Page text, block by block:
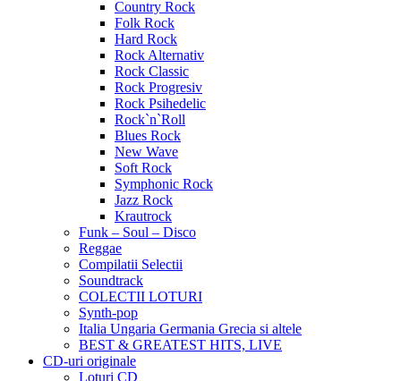
Country Rock
Folk Rock
Hard Rock
Rock Alternativ
Rock Classic
Rock Progresiv
Rock Psihedelic
Rock`n`Roll
Blues Rock
New Wave
Soft Rock
Symphonic Rock
Jazz Rock
Krautrock
Funk – Soul – Disco
Reggae
Compilatii Selectii
Soundtrack
COLECTII LOTURI
Synth-pop
Italia Ungaria Germania Grecia si altele
BEST & GREATEST HITS, LIVE
CD-uri originale
Loturi CD